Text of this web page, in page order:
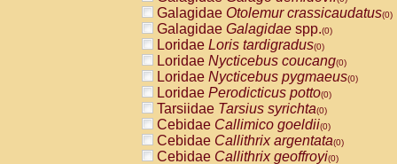
AtelidaeAteles paniscus(0)
AtelidaeAtelesspp.(0)
Atelidae Lagothrix lagothricha
AtelidaeLagothrix lagothricha cana
PitheciidaeCacajao calvus
PitheciidaeCallicebus cupreus
PitheciidaeCallicebus donacophilus
PitheciidaeCallicebus moloch
PitheciidaeCallicebus torquatus
PitheciidaeCallicebusspp.(0)
Galagidae Otolemur crassicaudatus(0)
Galagidae Galagidae spp.(0)
Loridae Loris tardigradus(0)
Loridae Nycticebus coucang(0)
Loridae Nycticebus pygmaeus(0)
Loridae Perodicticus potto(0)
Tarsiidae Tarsius syrichta(0)
Cebidae Callimico goeldii(0)
Cebidae Callithrix argentata(0)
Cebidae Callithrix geoffroyi(0)